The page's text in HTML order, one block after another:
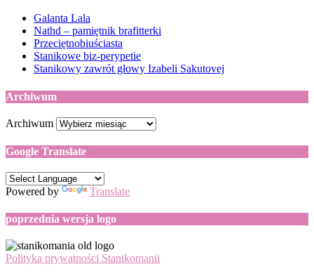
Galanta Lala
Nathd – pamiętnik brafitterki
Przeciętnobiuściasta
Stanikowe biz-perypetie
Stanikowy zawrót głowy Izabeli Sakutovej
Archiwum
Archiwum
Google Translate
Powered by Translate
poprzednia wersja logo
Polityka prywatności Stanikomanii